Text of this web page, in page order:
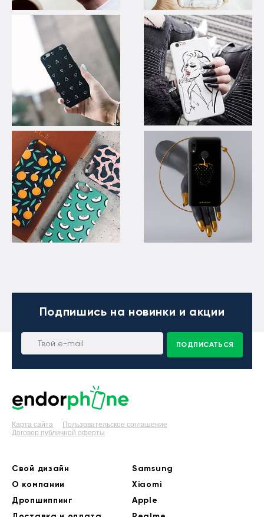
Подпишись на новинки и акции
ПОДПИСАТЬСЯ
Карта сайта
Пользовательское соглашение
Договор публичной оферты
Свой дизайн
О компании
Дропшиппинг
Samsung
Xiaomi
Apple